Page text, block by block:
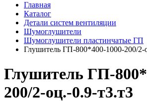
Главная
Каталог
Детали систем вентиляции
Шумоглушители
Шумоглушители пластинчатые ГП
Глушитель ГП-800*400-1000-200/2-
Глушитель ГП-
200/2-оц.-0.9-т3.т3